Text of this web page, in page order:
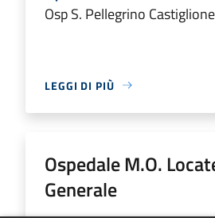
Osp S. Pellegrino
LEGGI DI PIÙ
Ospedale M.O.
Generale